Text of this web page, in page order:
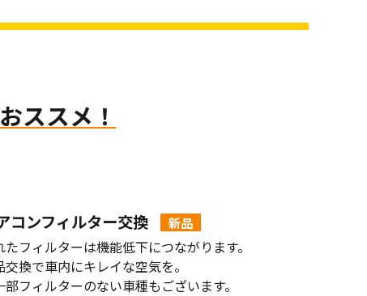
おススメ！
コンフィルター交換 新品
たフィルターは機能低下につながります。
交換で車内にキレイな空気を。
フィルターのない車種もございます。